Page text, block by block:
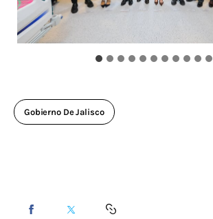
Gobierno De Jalisco